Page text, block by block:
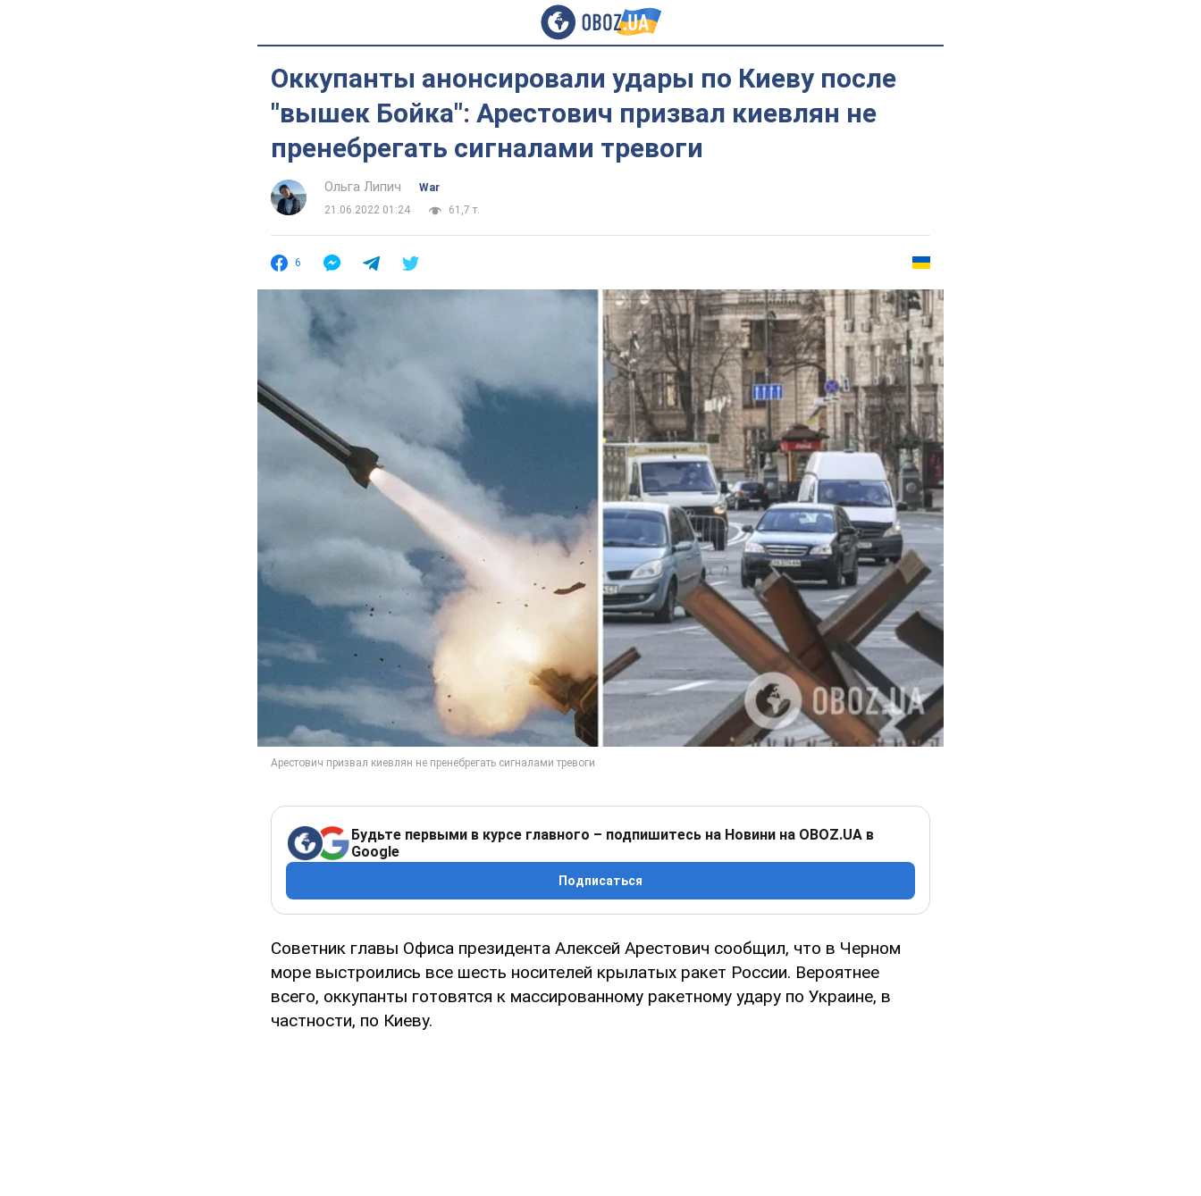
Оккупанты анонсировали удары по Киеву после
"вышек Бойка": Арестович призвал киевлян не
пренебрегать сигналами тревоги
Ольга Липич
War
21.06.2022 01:24
61,7 т.
6
Будьте первыми в курсе главного – подпишитесь на Новини на OBOZ.UA в
Google
Подписаться
Советник главы Офиса президента Алексей Арестович сообщил, что в Черном
море выстроились все шесть носителей крылатых ракет России. Вероятнее
всего, оккупанты готовятся к массированному ракетному удару по Украине, в
частности, по Киеву.